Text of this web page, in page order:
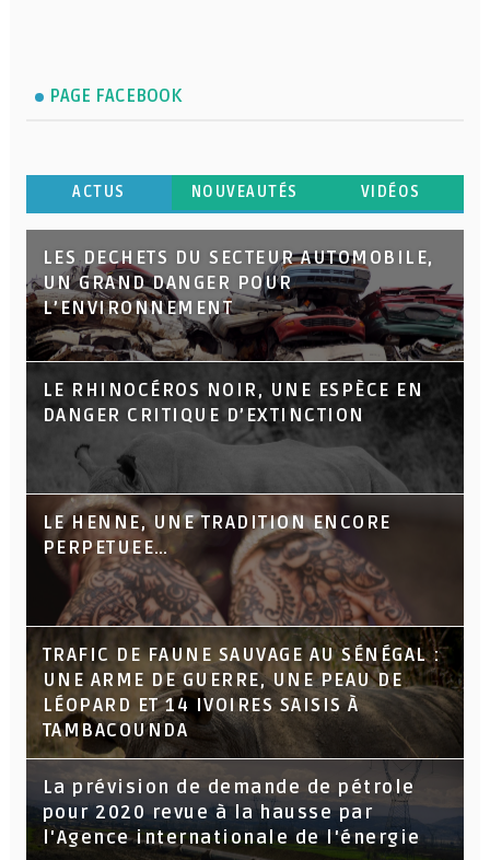
PAGE FACEBOOK
ACTUS NOUVEAUTÉS VIDÉOS
LES DECHETS DU SECTEUR AUTOMOBILE,
UN GRAND DANGER POUR
L’ENVIRONNEMENT
LE RHINOCÉROS NOIR, UNE ESPÈCE EN
DANGER CRITIQUE D’EXTINCTION
LE HENNE, UNE TRADITION ENCORE
PERPETUEE…
TRAFIC DE FAUNE SAUVAGE AU SÉNÉGAL :
UNE ARME DE GUERRE, UNE PEAU DE
LÉOPARD ET 14 IVOIRES SAISIS À
TAMBACOUNDA
La prévision de demande de pétrole
pour 2020 revue à la hausse par
l'Agence internationale de l'énergie